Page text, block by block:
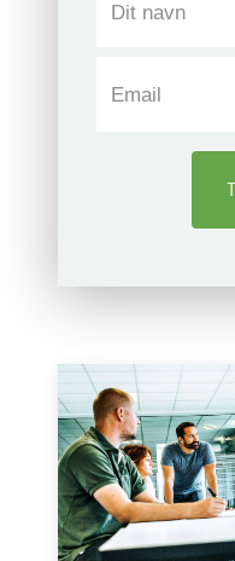
Dit navn
Email